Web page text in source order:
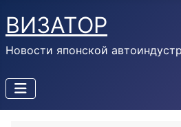
ВИЗАТОР
Новости японской